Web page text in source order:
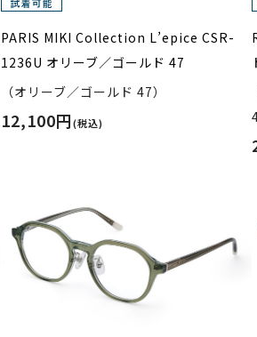
PARIS MIKI Collection L’epice CSR-
1236U オリーブ／ゴールド 47
（オリーブ／ゴールド 47）
12,100円(税込)